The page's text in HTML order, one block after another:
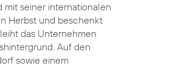
seiner internationalen
Herbst und beschenkt
das Unternehmen
Auf den
sowie einem